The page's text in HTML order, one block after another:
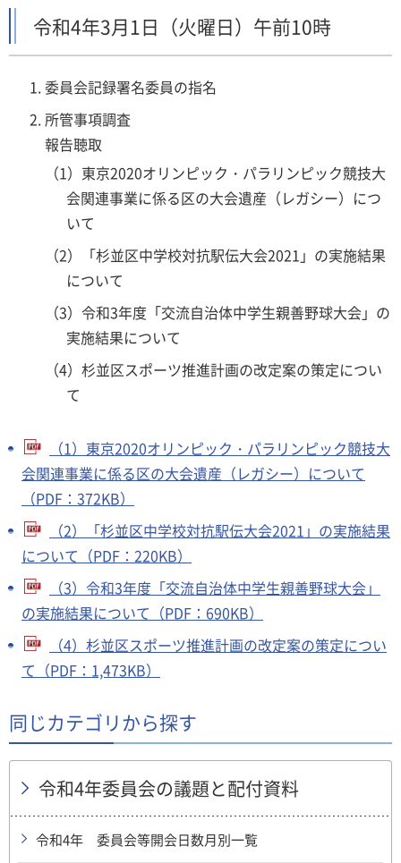
令和4年3月1日（火曜日）午前10時
委員会記録署名委員の指名
所管事項調査
報告聴取
（1）東京2020オリンピック・パラリンピック競技大
会関連事業に係る区の大会遺産（レガシー）につ
いて
（2）「杉並区中学校対抗駅伝大会2021」の実施結果
について
（3）令和3年度「交流自治体中学生親善野球大会」の
実施結果について
（4）杉並区スポーツ推進計画の改定案の策定につい
て
（1）東京2020オリンピック・パラリンピック競技大
会関連事業に係る区の大会遺産（レガシー）について
（PDF：372KB）
（2）「杉並区中学校対抗駅伝大会2021」の実施結果
について（PDF：220KB）
（3）令和3年度「交流自治体中学生親善野球大会」
の実施結果について（PDF：690KB）
（4）杉並区スポーツ推進計画の改定案の策定につい
て（PDF：1,473KB）
同じカテゴリから探す
令和4年委員会の議題と配付資料
令和4年 委員会等開会日数月別一覧